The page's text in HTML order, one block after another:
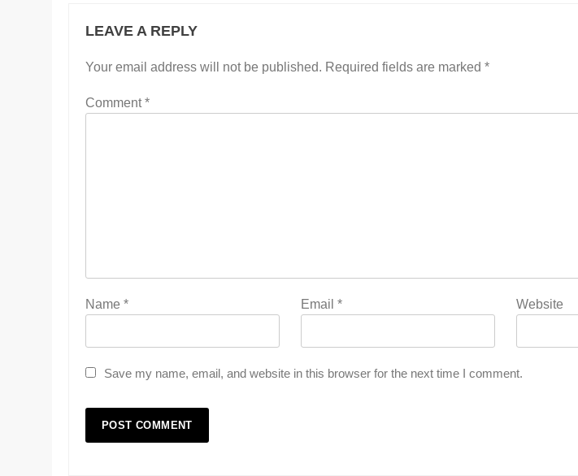
LEAVE A REPLY
Your email address will not be published. Required fields are marked *
Comment*
Name * Email* Website
Save my name, email, and website in this browser for the next time I comment.